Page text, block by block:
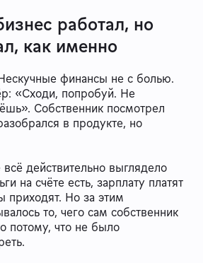
работал, но
как именно
финансы не с болью.
«Сходи, попробуй. Не
Собственник посмотрел
в продукте, но
действительно выглядело
на счёте есть, зарплату платят
приходят. Но за этим
то, чего сам собственник
потому, что не было